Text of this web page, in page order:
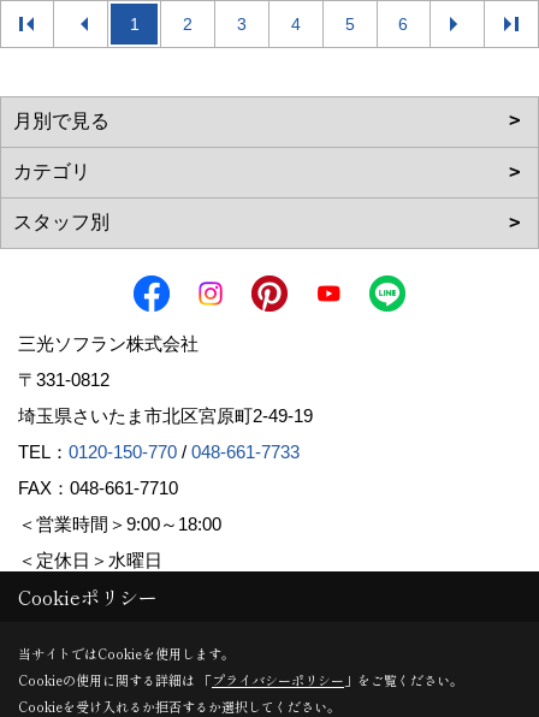
1 2 3 4 5 6
三光ソフラン株式会社
〒331-0812
埼玉県さいたま市北区宮原町2-49-19
TEL： 0120-150-770 / 048-661-7733
FAX：048-661-7710
＜営業時間＞9:00～18:00
＜定休日＞水曜日
Copyright (c) Sanko Soflan Corporation. All Rights Reserved.
Produced byゴデスクリエイト
Cookieポリシー
当サイトではCookieを使用します。
Cookieの使用に関する詳細は 「プライバシーポリシー 」をご覧ください。
Cookieを受け入れるか拒否するか選択してください。